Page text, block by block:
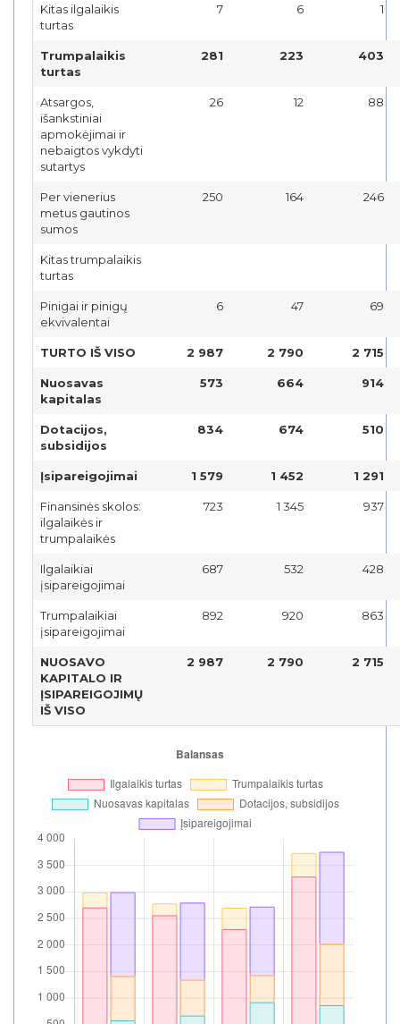
Kitas ilgalaikis
turtas
7 6 1
Trumpalaikis
turtas
281 223 403
Atsargos,
išankstiniai
apmokėjimai ir
nebaigtos vykdyti
sutartys
26 12 88
Per vienerius
metus gautinos
sumos
250 164 246
Kitas trumpalaikis
turtas
Pinigai ir pinigų
ekvivalentai
6 47 69
TURTO IŠ VISO 2 987 2 790 2 715
Nuosavas
kapitalas
573 664 914
Dotacijos,
subsidijos
834 674 510
Įsipareigojimai 1 579 1 452 1 291
Finansinės skolos:
ilgalaikės ir
trumpalaikės
723 1 345 937
Ilgalaikiai
įsipareigojimai
687 532 428
Trumpalaikiai
įsipareigojimai
892 920 863
NUOSAVO
KAPITALO IR
ĮSIPAREIGOJIMŲ
IŠ VISO
2 987 2 790 2 715